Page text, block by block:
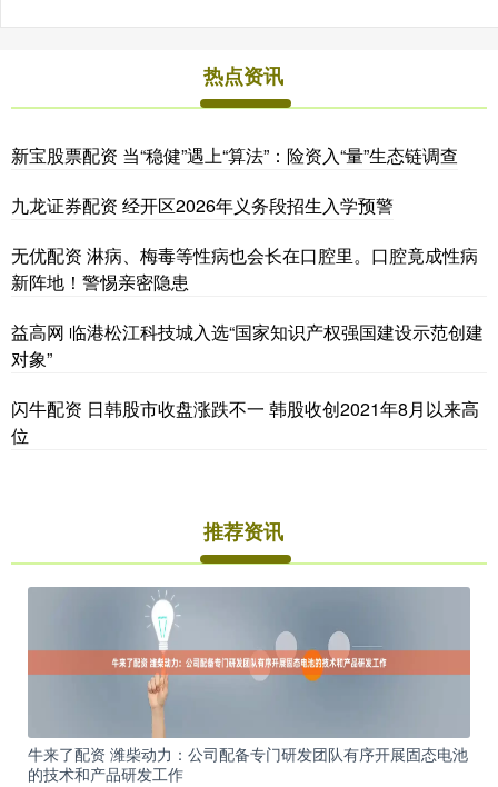
热点资讯
新宝股票配资 当“稳健”遇上“算法”：险资入“量”生态链调查
九龙证券配资 经开区2026年义务段招生入学预警
无优配资 淋病、梅毒等性病也会长在口腔里。口腔竟成性病
新阵地！警惕亲密隐患
益高网 临港松江科技城入选“国家知识产权强国建设示范创建
对象”
闪牛配资 日韩股市收盘涨跌不一 韩股收创2021年8月以来高
位
推荐资讯
牛来了配资 潍柴动力：公司配备专门研发团队有序开展固态电池
的技术和产品研发工作